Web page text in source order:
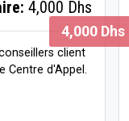
4,000 Dhs
4,000 Dhs
client
Centre d'Appel.